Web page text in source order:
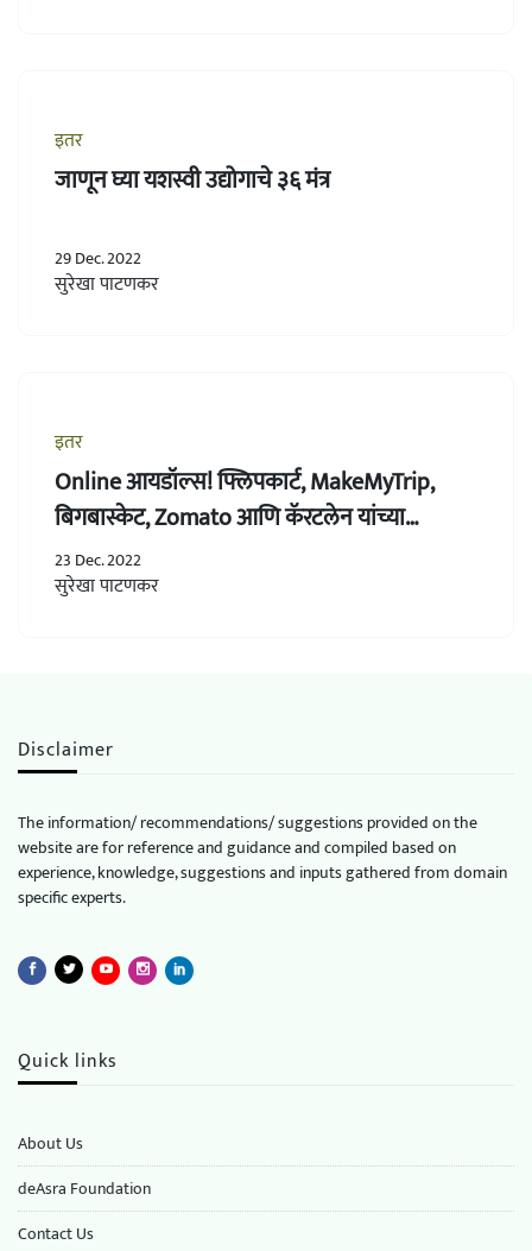
इतर
जाणून घ्या यशस्वी उद्योगाचे ३६ मंत्र
29 Dec. 2022
सुरेखा पाटणकर
इतर
Online आयडॉल्स! फ्लिपकार्ट, MakeMyTrip,
बिगबास्केट, Zomato आणि कॅरटलेन यांच्या
प्रवासाची लक्षवेधी कहाणी
23 Dec. 2022
सुरेखा पाटणकर
Disclaimer
The information/ recommendations/ suggestions provided on the
website are for reference and guidance and compiled based on
experience, knowledge, suggestions and inputs gathered from domain
specific experts.
Quick links
About Us
deAsra Foundation
​​Contact Us